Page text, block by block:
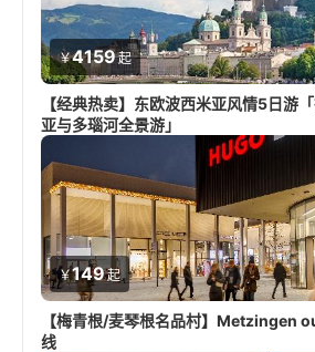
￥4159起
【经典热卖】东欧波西米亚风情5日游
亚与多瑙河全景游」
￥149起
【梅青根/麦琴根名品村】Metzingen
线